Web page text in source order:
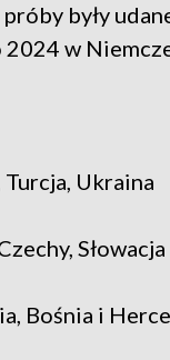
były
2024 w
Turcja, Ukraina
Słowacja
Bośnia i